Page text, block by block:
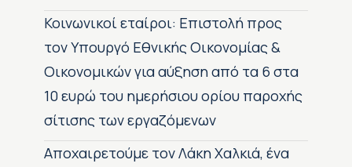
Κοινωνικοί εταίροι: Επιστολή προς
τον Υπουργό Εθνικής Οικονομίας &
Οικονομικών για αύξηση από τα 6 στα
10 ευρώ του ημερήσιου ορίου παροχής
σίτισης των εργαζόμενων
Αποχαιρετούμε τον Λάκη Χαλκιά, ένα